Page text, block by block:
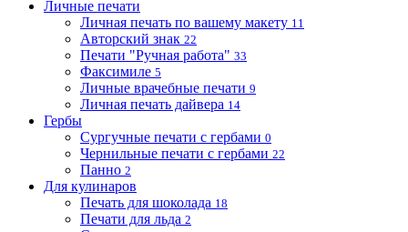
Личные печати
Личная печать по вашему макету 11
Авторский знак 22
Печати "Ручная работа" 33
Факсимиле 5
Личные врачебные печати 9
Личная печать дайвера 14
Гербы
Сургучные печати с гербами 0
Чернильные печати с гербами 22
Панно 2
Для кулинаров
Печать для шоколада 18
Печати для льда 2